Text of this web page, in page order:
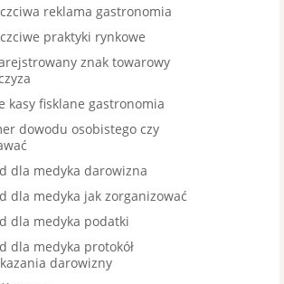
reklama gastronomia
praktyki rynkowe
znak towarowy
kasy fisklane gastronomia
dowodu osobistego czy
dla medyka darowizna
dla medyka jak zorganizować
dla medyka podatki
dla medyka protokół
darowizny